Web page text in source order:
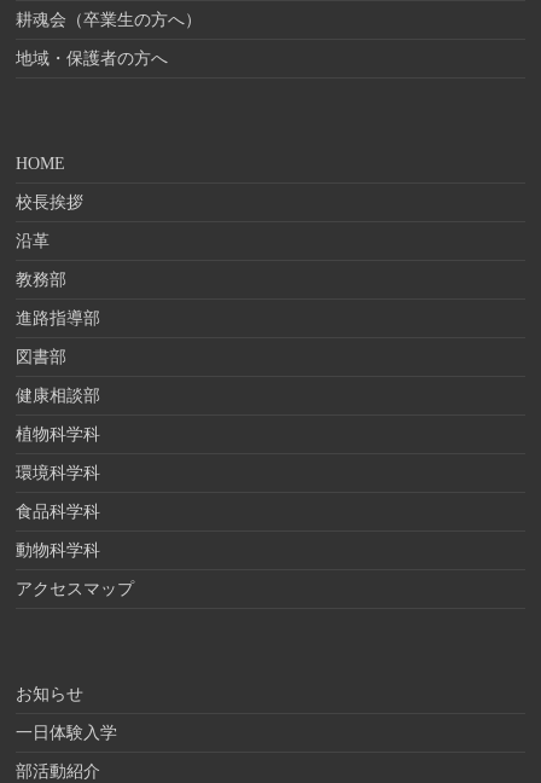
耕魂会（卒業生の方へ）
地域・保護者の方へ
HOME
校長挨拶
沿革
教務部
進路指導部
図書部
健康相談部
植物科学科
環境科学科
食品科学科
動物科学科
アクセスマップ
お知らせ
一日体験入学
部活動紹介